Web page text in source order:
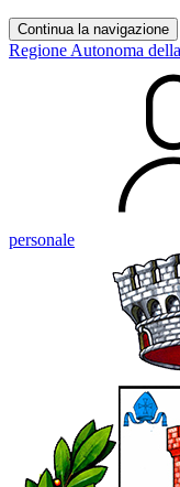
Continua la navigazione
Regione Autonoma
personale